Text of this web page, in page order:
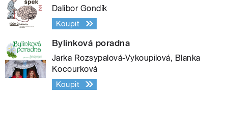
Dalibor Gondík
Koupit
Bylinková poradna
Jarka Rozsypalová-Vykoupilová, Blanka
Kocourková
Koupit